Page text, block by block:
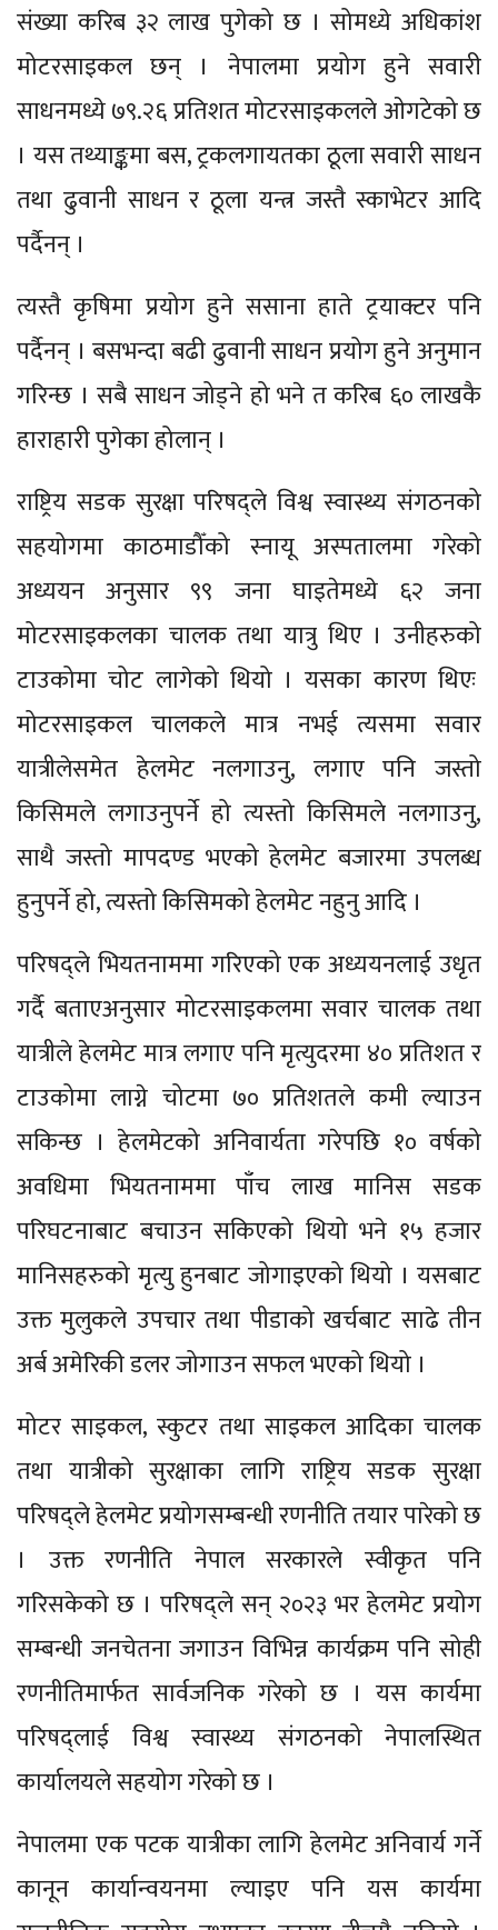
संख्या करिब ३२ लाख पुगेको छ । सोमध्ये अधिकांश
मोटरसाइकल छन् । नेपालमा प्रयोग हुने सवारी
साधनमध्ये ७९.२६ प्रतिशत मोटरसाइकलले ओगटेको छ
। यस तथ्याङ्कमा बस, ट्रकलगायतका ठूला सवारी साधन
तथा ढुवानी साधन र ठूला यन्त्र जस्तै स्काभेटर आदि
पर्दैनन् ।
त्यस्तै कृषिमा प्रयोग हुने ससाना हाते ट्रयाक्टर पनि
पर्दैनन् । बसभन्दा बढी ढुवानी साधन प्रयोग हुने अनुमान
गरिन्छ । सबै साधन जोड्ने हो भने त करिब ६० लाखकै
हाराहारी पुगेका होलान् ।
राष्ट्रिय सडक सुरक्षा परिषद्ले विश्व स्वास्थ्य संगठनको
सहयोगमा काठमाडौँको स्नायू अस्पतालमा गरेको
अध्ययन अनुसार ९९ जना घाइतेमध्ये ६२ जना
मोटरसाइकलका चालक तथा यात्रु थिए । उनीहरुको
टाउकोमा चोट लागेको थियो । यसका कारण थिएः
मोटरसाइकल चालकले मात्र नभई त्यसमा सवार
यात्रीलेसमेत हेलमेट नलगाउनु, लगाए पनि जस्तो
किसिमले लगाउनुपर्ने हो त्यस्तो किसिमले नलगाउनु,
साथै जस्तो मापदण्ड भएको हेलमेट बजारमा उपलब्ध
हुनुपर्ने हो, त्यस्तो किसिमको हेलमेट नहुनु आदि ।
परिषद्ले भियतनाममा गरिएको एक अध्ययनलाई उधृत
गर्दै बताएअनुसार मोटरसाइकलमा सवार चालक तथा
यात्रीले हेलमेट मात्र लगाए पनि मृत्युदरमा ४० प्रतिशत र
टाउकोमा लाग्ने चोटमा ७० प्रतिशतले कमी ल्याउन
सकिन्छ । हेलमेटको अनिवार्यता गरेपछि १० वर्षको
अवधिमा भियतनाममा पाँच लाख मानिस सडक
परिघटनाबाट बचाउन सकिएको थियो भने १५ हजार
मानिसहरुको मृत्यु हुनबाट जोगाइएको थियो । यसबाट
उक्त मुलुकले उपचार तथा पीडाको खर्चबाट साढे तीन
अर्ब अमेरिकी डलर जोगाउन सफल भएको थियो ।
मोटर साइकल, स्कुटर तथा साइकल आदिका चालक
तथा यात्रीको सुरक्षाका लागि राष्ट्रिय सडक सुरक्षा
परिषद्ले हेलमेट प्रयोगसम्बन्धी रणनीति तयार पारेको छ
। उक्त रणनीति नेपाल सरकारले स्वीकृत पनि
गरिसकेको छ । परिषद्ले सन् २०२३ भर हेलमेट प्रयोग
सम्बन्धी जनचेतना जगाउन विभिन्न कार्यक्रम पनि सोही
रणनीतिमार्फत सार्वजनिक गरेको छ । यस कार्यमा
परिषद्लाई विश्व स्वास्थ्य संगठनको नेपालस्थित
कार्यालयले सहयोग गरेको छ ।
नेपालमा एक पटक यात्रीका लागि हेलमेट अनिवार्य गर्ने
कानून कार्यान्वयनमा ल्याइए पनि यस कार्यमा